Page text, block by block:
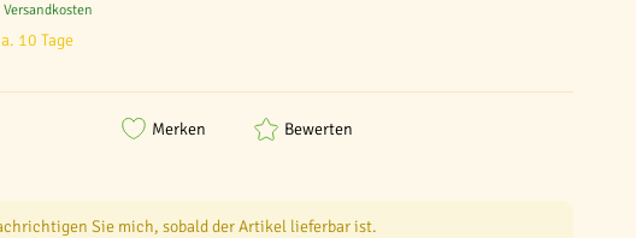
Sie mich, sobald der Artikel lieferbar ist.
Versandkosten
10 Tage
Merken Bewerten